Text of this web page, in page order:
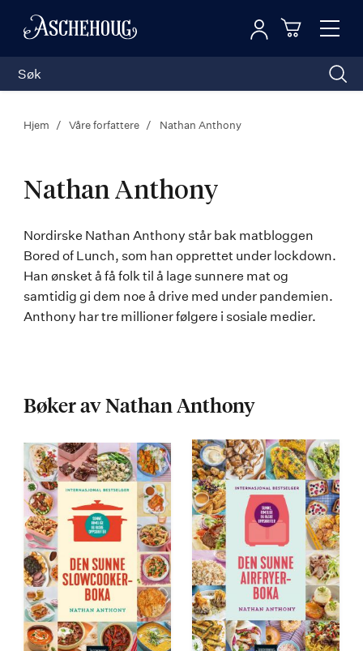
Toggle
Logg inn
Hjem Våre forfattere Nathan Anthony
Nathan Anthony
Nathan
Anthony
Nordirske Nathan Anthony står bak matbloggen
Bored of Lunch, som han opprettet under lockdown.
Han ønsket å få folk til å lage sunnere mat og
samtidig gi dem noe å drive med under pandemien.
Anthony har tre millioner følgere i sosiale medier.
Bøker av Nathan Anthony